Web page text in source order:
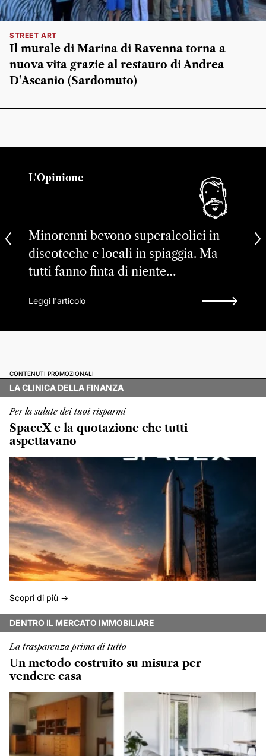
STREET ART
Il murale di Marina di Ravenna torna a
nuova vita grazie al restauro di Andrea
D’Ascanio (Sardomuto)
L'Opinione
Minorenni bevono superalcolici in
discoteche e locali in spiaggia. Ma
tutti fanno finta di niente…
Leggi l'articolo
CONTENUTI PROMOZIONALI
LA CLINICA DELLA FINANZA
Per la salute dei tuoi risparmi
SpaceX e la quotazione che tutti
aspettavano
Scopri di più ->
DENTRO IL MERCATO IMMOBILIARE
La trasparenza prima di tutto
Un metodo costruito su misura per
vendere casa